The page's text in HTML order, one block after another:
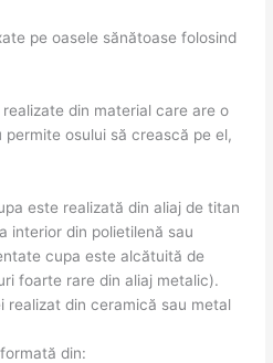
pe oasele sănătoase folosind
din material care are o
osului să crească pe el,
este realizată din aliaj de titan
interior din polietilenă sau
cupa este alcătuită de
foarte rare din aliaj metalic).
realizat din ceramică sau metal
din: